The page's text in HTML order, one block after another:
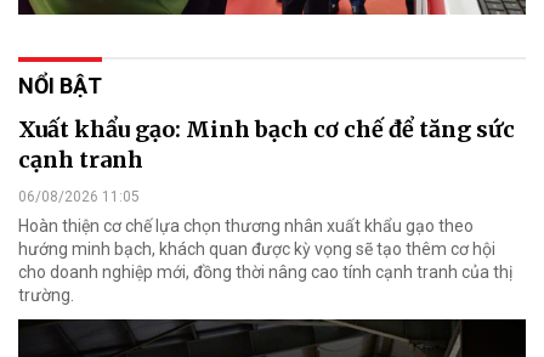
NỔI BẬT
Xuất khẩu gạo: Minh bạch cơ chế để tăng sức
cạnh tranh
06/08/2026 11:05
Hoàn thiện cơ chế lựa chọn thương nhân xuất khẩu gạo theo
hướng minh bạch, khách quan được kỳ vọng sẽ tạo thêm cơ hội
cho doanh nghiệp mới, đồng thời nâng cao tính cạnh tranh của thị
trường.